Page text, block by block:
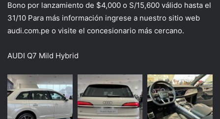
Bono por lanzamiento de $4,000 o S/15,600 válido hasta el
31/10 Para más información ingrese a nuestro sitio web
audi.com.pe o visite el concesionario más cercano.
AUDI Q7 Mild Hybrid